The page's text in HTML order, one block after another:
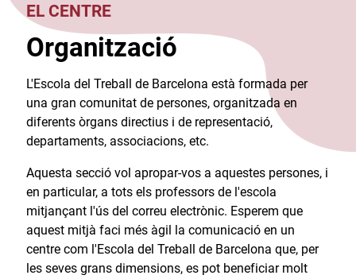
EL CENTRE
Organització
L'Escola del Treball de Barcelona està formada per
una gran comunitat de persones, organitzada en
diferents òrgans directius i de representació,
departaments, associacions, etc.​
Aquesta secció vol apropar-vos a aquestes persones, i
en particular, a tots els professors de l'escola
mitjançant l'ús del correu electrònic. Esperem que
aquest mitjà faci més àgil la comunicació en un
centre com l'Escola del Treball de Barcelona que, per
les seves grans dimensions, es pot beneficiar molt